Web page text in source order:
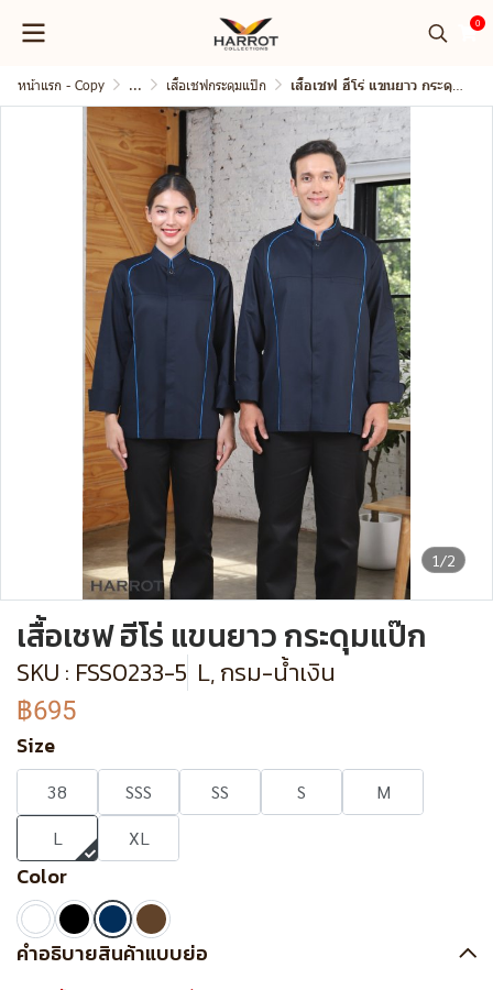
0
หน้าแรก - Copy ... เสื้อเชฟกระดุมแป๊ก เสื้อเชฟ ฮีโร่ แขนยาว กระดุมแป๊ก
1/2
เสื้อเชฟ ฮีโร่ แขนยาว กระดุมแป๊ก
SKU : FSS0233-5 L, กรม-น้ำเงิน
฿695
Size
38 SSS SS S
M
L
XL
Color
คำอธิบายสินค้าแบบย่อ